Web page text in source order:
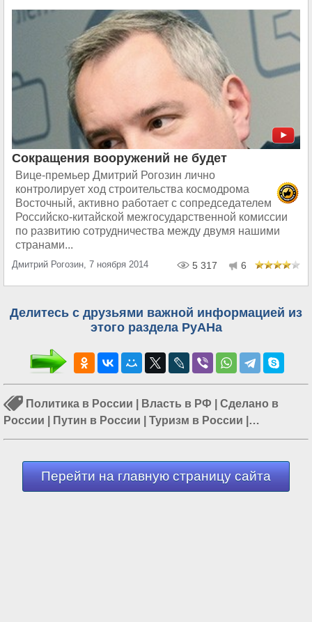
Сокращения вооружений не будет
Вице-премьер Дмитрий Рогозин лично
контролирует ход строительства космодрома
Восточный, активно работает с сопредседателем
Российско-китайской межгосударственной комиссии
по развитию сотрудничества между двумя нашими
странами...
Дмитрий Рогозин, 7 ноября 2014 5 317 6
Делитесь с друзьями важной информацией из
этого раздела РуАНа
Политика в России Власть в РФ
Сделано в
России
Путин в России Туризм в России
Перевооружение армии России|Мигранты в России
Перейти на главную страницу сайта